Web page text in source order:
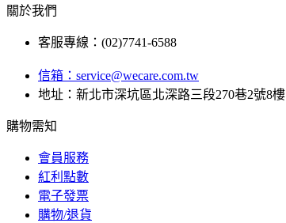
關於我們
客服專線：(02)7741-6588
信箱： service@wecare.com.tw
地址：新北市深坑區北深路三段270巷2號8樓
購物需知
會員服務
紅利點數
電子發票
購物/退貨